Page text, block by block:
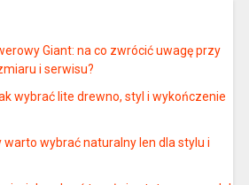
Giant: na co zwrócić uwagę przy
i serwisu?
wybrać lite drewno, styl i wykończenie
warto wybrać naturalny len dla stylu i